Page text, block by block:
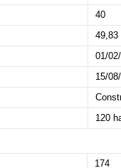
40
49,83
01/
15/
120
174